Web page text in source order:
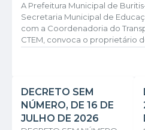
A Prefeitura Municipal de
Secretaria Municipal de
com a Coordenadoria do
CTEM, convoca o proprietário
Processo Licitatório nº 075/
29 de julho de 2026, com início
DECRETO SEM
NÚMERO, DE 16 DE
JULHO DE 2026